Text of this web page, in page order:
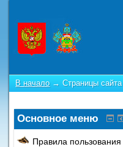
В начало → Страницы сайта
Основное меню
Правила пользования